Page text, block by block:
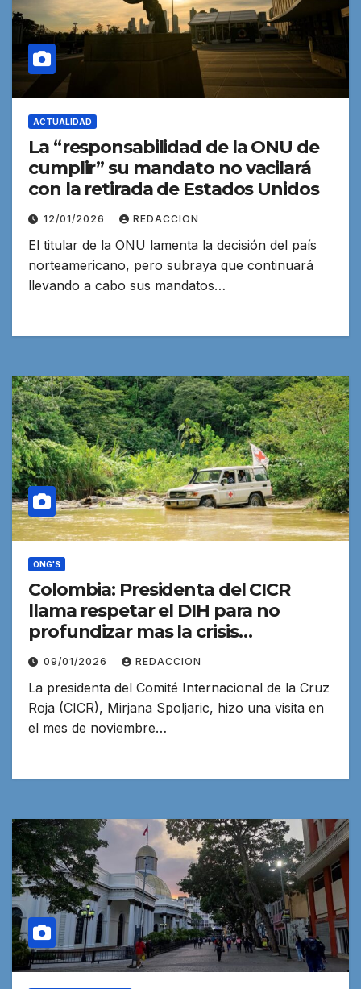
ACTUALIDAD
La “responsabilidad de la ONU de
cumplir” su mandato no vacilará
con la retirada de Estados Unidos
12/01/2026 REDACCION
El titular de la ONU lamenta la decisión del país
norteamericano, pero subraya que continuará
llevando a cabo sus mandatos…
ONG'S
Colombia: Presidenta del CICR
llama respetar el DIH para no
profundizar mas la crisis
humanitaria
09/01/2026 REDACCION
La presidenta del Comité Internacional de la Cruz
Roja (CICR), Mirjana Spoljaric, hizo una visita en
el mes de noviembre…